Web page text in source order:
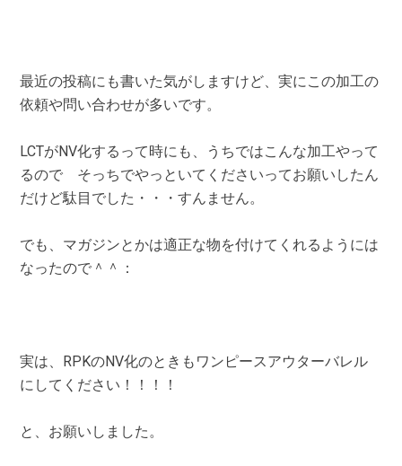
最近の投稿にも書いた気がしますけど、実にこの加工の
依頼や問い合わせが多いです。
LCTがNV化するって時にも、うちではこんな加工やって
るので そっちでやっといてくださいってお願いしたん
だけど駄目でした・・・すんません。
でも、マガジンとかは適正な物を付けてくれるようには
なったので＾＾：
実は、RPKのNV化のときもワンピースアウターバレル
にしてください！！！！
と、お願いしました。